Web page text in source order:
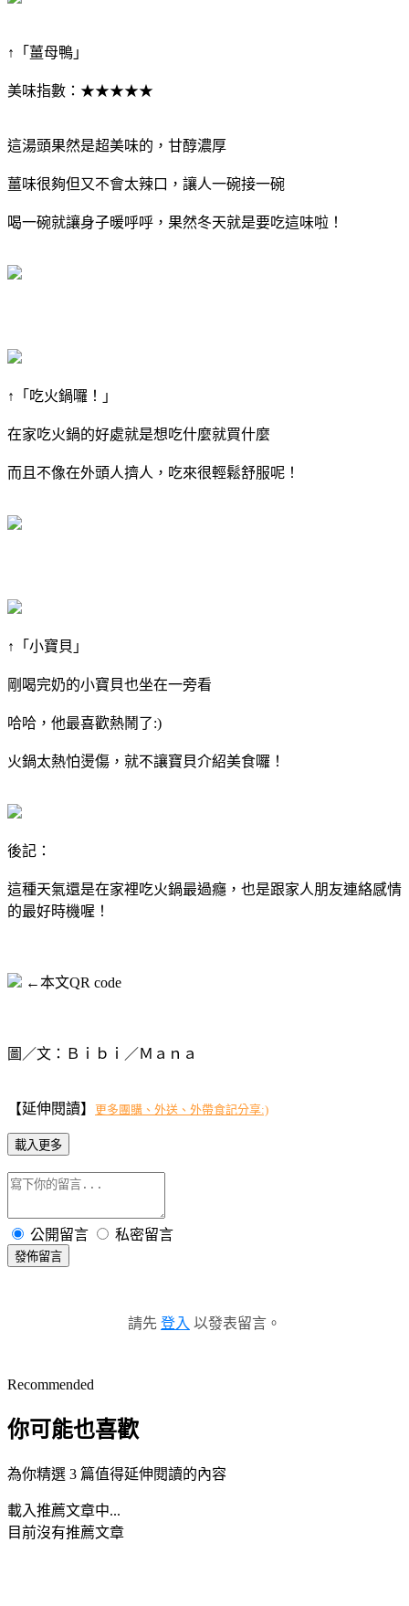
↑「薑母鴨」
美味指數：★★★★★
這湯頭果然是超美味的，甘醇濃厚
薑味很夠但又不會太辣口，讓人一碗接一碗
喝一碗就讓身子暖呼呼，果然冬天就是要吃這味啦！
↑「吃火鍋囉！」
在家吃火鍋的好處就是想吃什麼就買什麼
而且不像在外頭人擠人，吃來很輕鬆舒服呢！
↑「小寶貝」
剛喝完奶的小寶貝也坐在一旁看
哈哈，他最喜歡熱鬧了:)
火鍋太熱怕燙傷，就不讓寶貝介紹美食囉！
後記：
這種天氣還是在家裡吃火鍋最過癮，也是跟家人朋友連絡感情
的最好時機喔！
←本文QR code
圖／文：Ｂｉｂｉ／Ｍａｎａ
【延伸閱讀】 更多團購、外送、外帶食記分享:)
載入更多
公開留言 私密留言
發佈留言
請先 登入 以發表留言。
Recommended
你可能也喜歡
為你精選 3 篇值得延伸閱讀的內容
載入推薦文章中...
目前沒有推薦文章